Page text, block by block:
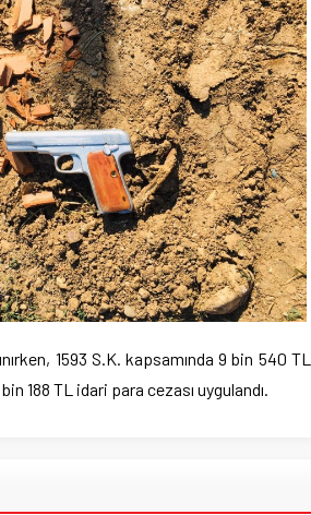
1593 S.K. kapsamında 9 bin 540
188 TL idari para cezası uygulandı.